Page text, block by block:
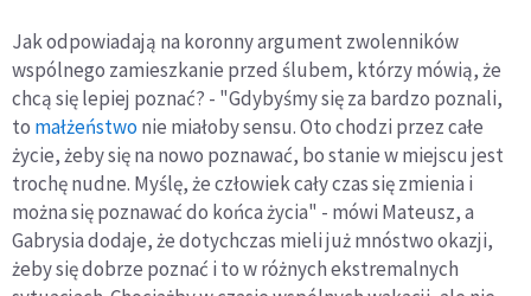
Jak odpowiadają na koronny argument zwolenników
wspólnego zamieszkanie przed ślubem, którzy mówią, że
chcą się lepiej poznać? - "Gdybyśmy się za bardzo poznali,
to małżeństwonie miałoby sensu. Oto chodzi przez całe
życie, żeby się na nowo poznawać, bo stanie w miejscu jest
trochę nudne. Myślę, że człowiek cały czas się zmienia i
można się poznawać do końca życia" - mówi Mateusz, a
Gabrysia dodaje, że dotychczas mieli już mnóstwo okazji,
żeby się dobrze poznać i to w różnych ekstremalnych